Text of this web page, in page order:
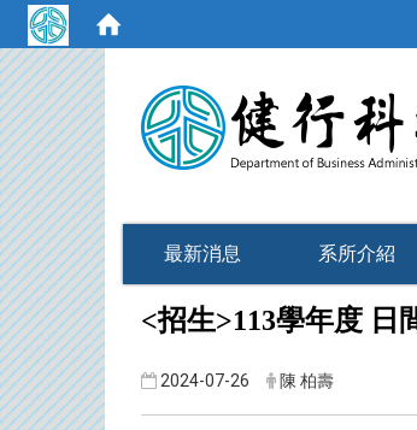
最新消息 系所介紹
<招生>113學年度 日
2024-07-26 陳 柏壽